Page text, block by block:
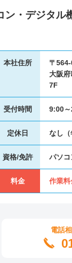
・デジタル
本社住所
〒
大阪
7F
受付時間 9:00
定休日 なし（
資格/免許 パソ
料金 作業料
電話